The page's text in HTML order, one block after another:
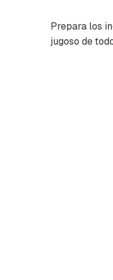
Prepara los
jugoso de